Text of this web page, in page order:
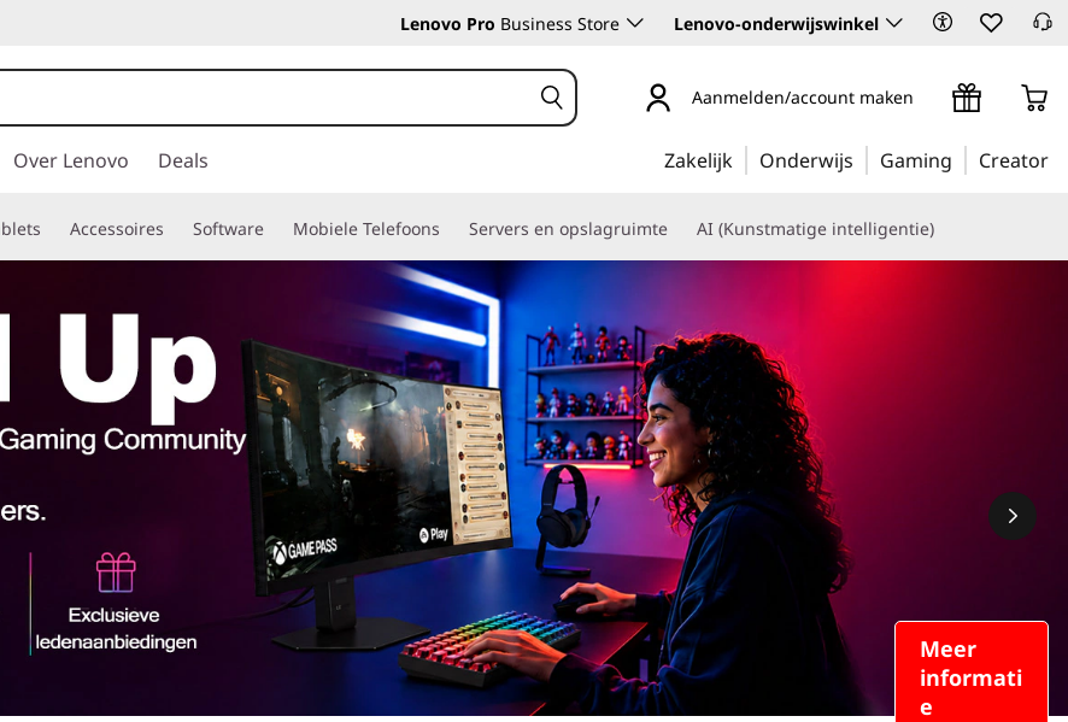
Lenovo Pro Business Store Lenovo-onderwijswinkel
Aanmelden/account maken
Over Lenovo Deals Zakelijk Onderwijs Gaming Creator
Accessoires Software Mobiele Telefoons Servers en opslagruimte AI (Kunstmatige intelligentie)
Meer
informati
e